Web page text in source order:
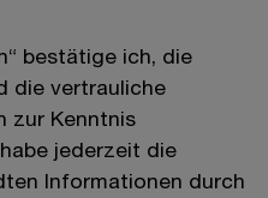
bestätige ich, die
die vertrauliche
zur Kenntnis
jederzeit die
Informationen durch